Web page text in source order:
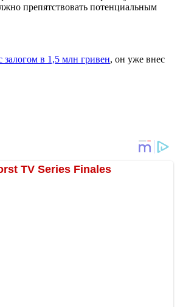
препятствовать потенциальным
залогом в 1,5 млн гривен, он уже внес